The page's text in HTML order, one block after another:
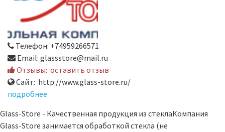
Телефон: +74959266571
Email: glassstore@mail.ru
Отзывы: оставить отзыв
Сайт: http://www.glass-store.ru/
подробнее
Glass-Store - Качественная продукция из стеклаКомпания
Glass-Store занимается обработкой стекла (не